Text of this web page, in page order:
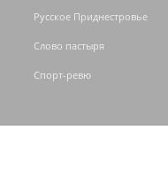
Русское Приднестровье
Слово пастыря
Спорт-ревю